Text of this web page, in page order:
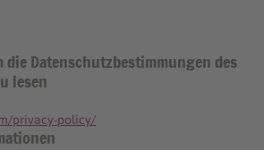
die Datenschutzbestimmungen des
lesen
privacy-policy/